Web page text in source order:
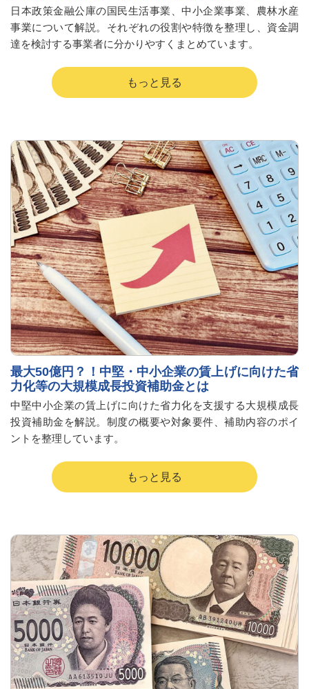
日本政策金融公庫の国民生活事業、中小企業事業、農林水産
事業について解説。それぞれの役割や特徴を整理し、資金調
達を検討する事業者に分かりやすくまとめています。
最大50億円？！中堅・中小企業の賃上げに向けた省
力化等の大規模成長投資補助金とは
中堅中小企業の賃上げに向けた省力化を支援する大規模成長
投資補助金を解説。制度の概要や対象要件、補助内容のポイ
ントを整理しています。